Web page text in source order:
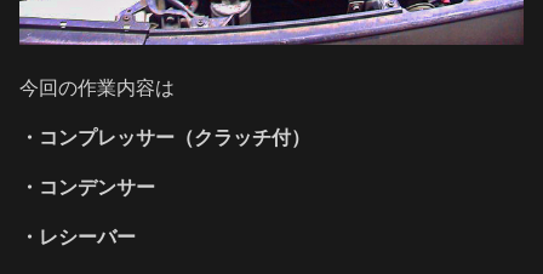
今回の作業内容は
・コンプレッサー（クラッチ付）
・コンデンサー
・レシーバー